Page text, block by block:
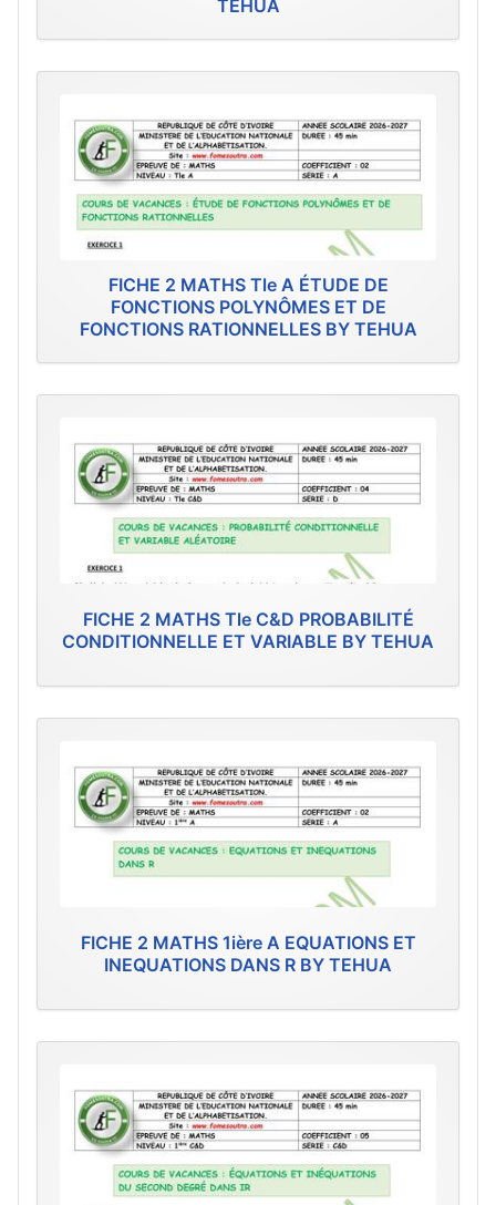
TEHUA
FICHE 2 MATHS Tle A ÉTUDE DE
FONCTIONS POLYNÔMES ET DE
FONCTIONS RATIONNELLES BY TEHUA
FICHE 2 MATHS Tle C&D PROBABILITÉ
CONDITIONNELLE ET VARIABLE BY TEHUA
FICHE 2 MATHS 1ière A EQUATIONS ET
INEQUATIONS DANS R BY TEHUA